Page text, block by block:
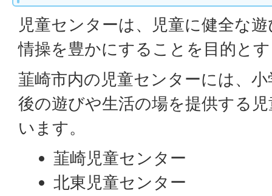
児童センターは、児童に健全な
情操を豊かにすることを目的と
韮崎市内の児童センターには、
後の遊びや生活の場を提供する
います。
韮崎児童センター
北東児童センター